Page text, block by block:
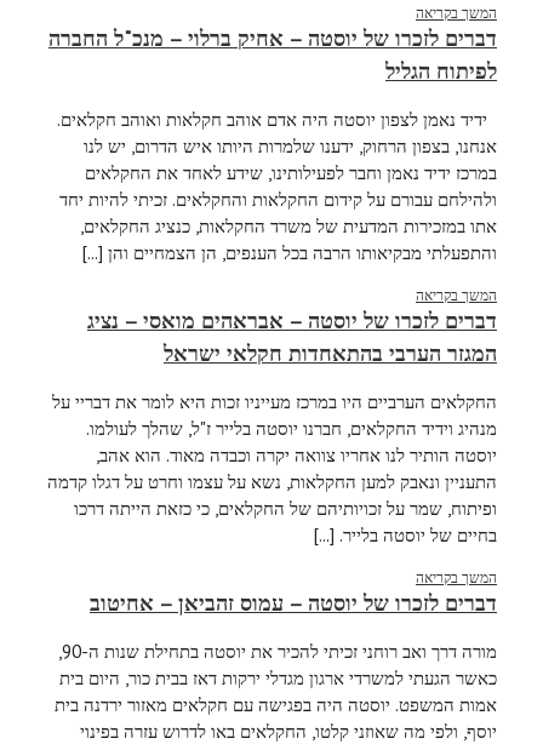
המשך בקריאה
דברים לזכרו של יוסטה – אחיק ברלוי – מנכ"ל החברה
לפיתוח הגליל
ידיד נאמן לצפון יוסטה היה אדם אוהב חקלאות ואוהב חקלאים.
אנחנו, בצפון הרחוק, ידענו שלמרות היותו איש הדרום, יש לנו
במרכז ידיד נאמן וחבר לפעילותינו, שידע לאחד את החקלאים
ולהילחם עבורם על קידום החקלאות והחקלאים. זכיתי להיות יחד
אתו במזכירות המדעית של משרד החקלאות, כנציג החקלאים,
והתפעלתי מבקיאותו הרבה בכל הענפים, הן הצמחיים והן [...]
המשך בקריאה
דברים לזכרו של יוסטה – אבראהים מואסי – נציג
המגזר הערבי בהתאחדות חקלאי ישראל
החקלאים הערביים היו במרכז מעייניו זכות היא לומר את דבריי על
מנהיג וידיד החקלאים, חברנו יוסטה בלייר ז"ל, שהלך לעולמו.
יוסטה הותיר לנו אחריו צוואה יקרה וכבדה מאוד. הוא אהב,
התעניין ונאבק למען החקלאות, נשא על עצמו וחרט על דגלו קדמה
ופיתוח, שמר על זכויותיהם של החקלאים, כי כזאת הייתה דרכו
בחיים של יוסטה בלייר. [...]
המשך בקריאה
דברים לזכרו של יוסטה – עמוס זהביאן – אחיטוב
מורה דרך ואב רוחני זכיתי להכיר את יוסטה בתחילת שנות ה-90,
כאשר הגעתי למשרדי ארגון מגדלי ירקות דאז בבית כור, היום בית
אמות המשפט. יוסטה היה בפגישה עם חקלאים מאזור ירדנה בית
יוסף, ולפי מה שאוזני קלטו, החקלאים באו לדרוש עזרה בפינוי